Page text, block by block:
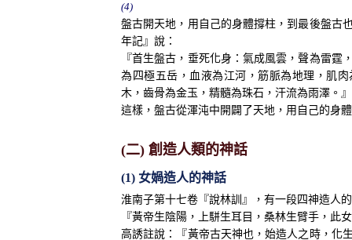
(4)
盤古開天地，用自己的身體撐柱，到最後盤古
年記』說：
『首生盤古，垂死化身：氣成風雲，聲為雷霆
為四極五岳，血液為江河，筋脈為地理，肌
木，齒骨為金玉，精髓為珠石，汗流為雨澤。』
這樣，盤古從渾沌中開闢了天地，用自己的身
(二) 創造人類的神話
(1) 女媧造人的神話
淮南子第十七卷『說林訓』，有一段四神造人
『黃帝生陰陽，上駢生耳目，桑林生臂手，此
高誘註說：『黃帝古天神也，始造人之時，化